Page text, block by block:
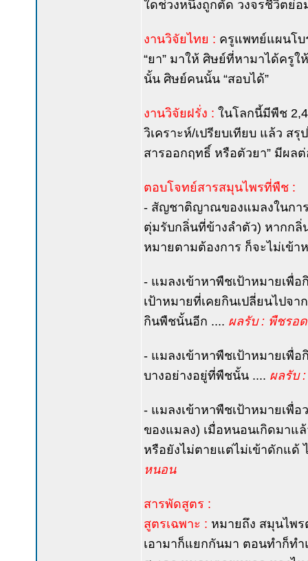
ใดช่วงหนึ่งถูกตัด วงจรชีวิตย่อ
งานวิจัยไทย : ครูแพทย์แผนโบ
“ยา” มาให้ ศิษย์ที่หามาได้ครูใ
นั้น ศิษย์คนนั้น “สอบได้”
งานวิจัยฝรั่ง : ในโลกนี้มีพืช
วิเคราะห์/เปรียบเทียบ แล้ว ส
สารออกฤทธิ์ หรือตัวยา” มีผล
ตอบโจทย์สารสมุนไพรที่พืช :
- สัญชาติญาณของแมลงในกา
ตุ่มรับกลิ่นที่ข้างลำตัว) หากกลิ่
หมายตามต้องการ ก็จะไม่เข้า
- แมลงเข้าหาพืชเป้าหมายเพื่
เป้าหมายที่เคยกินเปลี่ยนไปจ
กินพืชนั้นอีก .... ผลรับ : พืชรอ
- แมลงเข้าหาพืชเป้าหมายเพื่
บางอย่างอยู่ที่พืชนั้น .... ผลรับ
- แมลงเข้าหาพืชเป้าหมายเพื่
ของแมลง) เมื่อหนอนเกิดมา
หรือยังไม่ตายแต่ไม่เข้าดักแด้
หนอน
สารพัดสูตร :
สูตรเฉพาะ : หมายถึง สมุนไพ
เอามาก็แยกกันมา ตอนทำก็ท